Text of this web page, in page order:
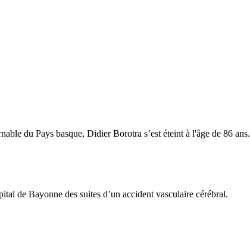
du Pays basque, Didier Borotra s’est éteint à l'âge de 86 ans.
de Bayonne des suites d’un accident vasculaire cérébral.